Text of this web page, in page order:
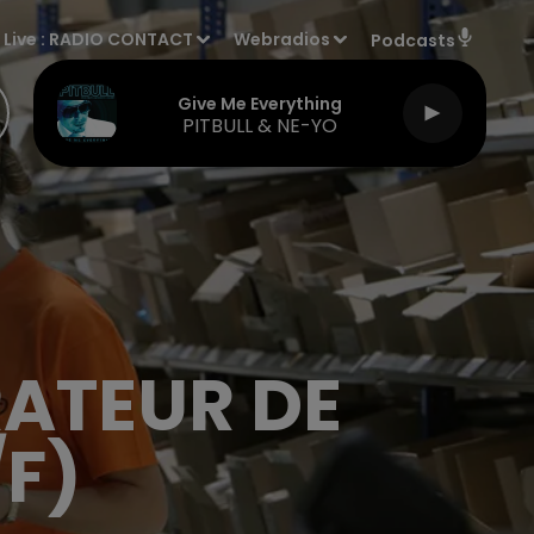
Live : RADIO CONTACT Webradios Podcasts
Give Me Everything
PITBULL & NE-YO
DE